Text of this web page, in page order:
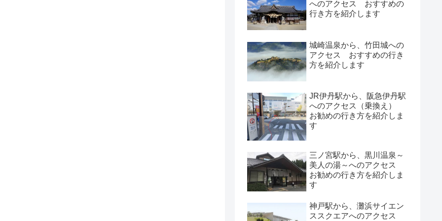
へのアクセス おすすめの
行き方を紹介します
城崎温泉から、竹田城への
アクセス おすすめの行き
方を紹介します
JR伊丹駅から、阪急伊丹駅
へのアクセス（乗換え）
お勧めの行き方を紹介しま
す
三ノ宮駅から、黒川温泉～
美人の湯～へのアクセス
お勧めの行き方を紹介しま
す
神戸駅から、灘浜サイエン
ススクエアへのアクセス